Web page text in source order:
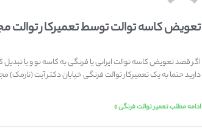
تعویض کاسه توالت توسط تعمیرکار توالت
اگر قصد تعویض کاسه توالت ایرانی یا فرنگی به کاسه نو و یا تبدیل
دارید حتما به یک تعمیرکار توالت فرنگی خیابان دکتر آیت (نارمک)
ادامه مطلب تعمیر توالت فرنگی »